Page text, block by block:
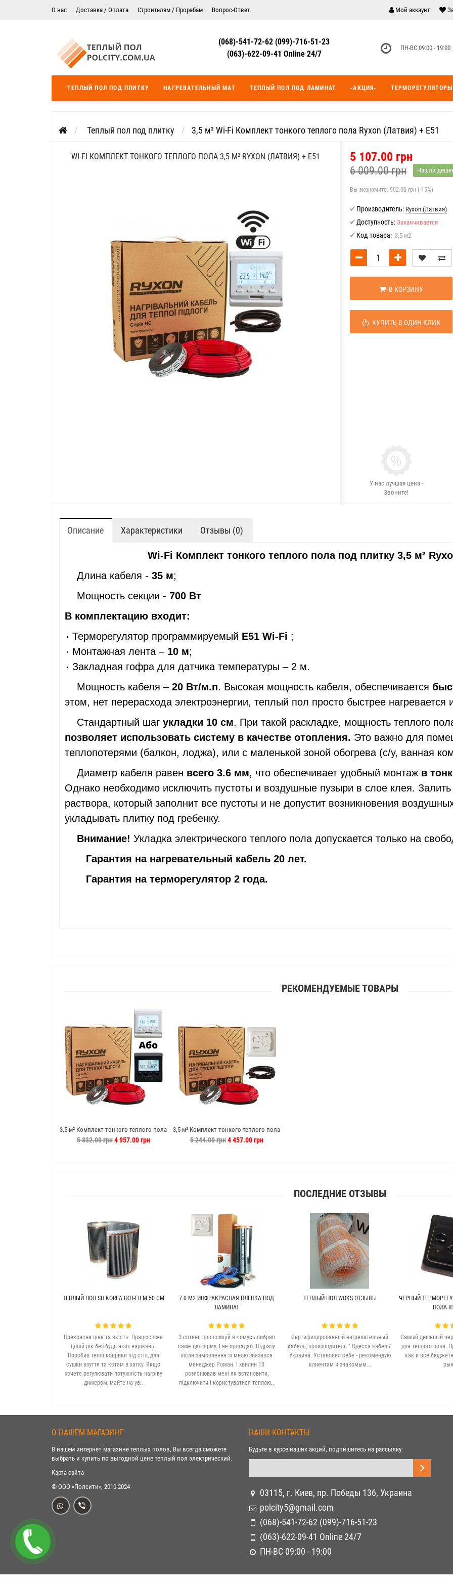
О нас Доставка / Оплата Строителям / Прорабам Вопрос-Ответ
Цены на монтаж теплого пола
Теплый пол в Днепропетровск
Теплый пол Одесса Теплый пол Черкассы
Мой аккаунт
(068)-541-72-62 (099)-716-51-23
(063)-622-09-41 Online 24/7
ПН-ВС 09:00 - 19:00
ТЕПЛЫЙ ПОЛ ПОД ПЛИТКУ НАГРЕВАТЕЛЬНЫЙ МАТ ТЕПЛЫЙ ПОЛ ПОД ЛАМИНАТ -АКЦИЯ- ТЕРМОРЕГУЛЯТОРЫ
Теплый пол под плитку 3,5 м² Wi-Fi Комплект тонкого теплого пола Ryxon (Латвия) + E51
WI-FI КОМПЛЕКТ ТОНКОГО ТЕПЛОГО ПОЛА 3,5 М² RYXON (ЛАТВИЯ) + E51 5 107.00 грн
6 009.00 грн Нашли
Вы экономите: 902.00 грн (-15%)
Производитель: Ryxon (Латвия)
Доступность: Заканчивается
Код товара: -3,5 м2
В КОРЗИНУ
КУПИТЬ В ОДИН КЛИК
У нас лучшая цена -
Звоните!
Описание Характеристики Отзывы (0)
Wi-Fi Комплект тонкого теплого пола под плитку 3,5 м²
Длина кабеля - 35 м;
Мощность секции - 700 Вт
В комплектацию входит:
Терморегулятор программируемый Е51 Wi-Fi ;
Монтажная лента –10 м;
Закладная гофра для датчика температуры – 2 м.
Мощность кабеля – 20 Вт/м.п. Высокая мощность кабеля, обеспечивается
этом, нет перерасхода электроэнергии, теплый пол просто быстрее нагревается
Стандартный шаг укладки 10 см. При такой раскладке, мощность теплого
позволяет использовать систему в качестве отопления. Это важно для
теплопотерями (балкон, лоджа), или с маленькой зоной обогрева (с/у, ванная
Диаметр кабеля равен всего 3.6 мм, что обеспечивает удобный монтаж в
Однако необходимо исключить пустоты и воздушные пузыри в слое клея.
раствора, который заполнит все пустоты и не допустит возникновения
укладывать плитку под гребенку.
Внимание! Укладка электрического теплого пола допускается только на
Гарантия на нагревательный кабель 20 лет.
Гарантия на терморегулятор 2 года.
РЕКОМЕНДУЕМЫЕ ТОВАРЫ
3,5 м² Комплект тонкого теплого пола
Ryxon (Латвия) + E51
5 832.00 грн4 957.00 грн
3,5 м² Комплект тонкого теплого пола
Ryxon (Латвия)
5 244.00 грн4 457.00 грн
ПОСЛЕДНИЕ ОТЗЫВЫ
ТЕПЛЫЙ ПОЛ SH KOREA HOT-FILM 50 СМ
Прекрасна ціна та якість. Працює вже
цілий рік без будь яких нарікань.
Поробив теплі коврики під стіл, для
сушки взуття та котам в хатку. Якщо
хочете регулювати потужність нагріву
димером, майте на ув..
7.0 М2 ИНФРАКРАСНАЯ ПЛЕНКА ПОД
ЛАМИНАТ
З сотень пропозицій я чомусь вибрав
саме цю фірму. І не прогадав. Відразу
після замовлення зі мною звязався
менеджер Роман. І хвилин 10
розяснював мені як встановити,
підключити і користуватися теплою..
ТЕПЛЫЙ ПОЛ WOKS ОТЗЫВЫ
Сертифицированный нагревательный
кабель, производитель " Одесса кабель"
Украина. Установил себе - рекомендую
клиентам и знакомым...
ЧЕРНЫЙ
ПОЛА
Самый дешевый
для теплого пола.
как и все
О НАШЕМ МАГАЗИНЕ
В нашем интернет магазине теплых полов, Вы всегда сможете
выбрать и купить по выгодной цене теплый пол электрический.
Карта сайта
© ООО «Полсити», 2010-2024
НАШИ КОНТАКТЫ
Будьте в курсе наших акций, подпишитесь на рассылку:
03115, г. Киев, пр. Победы 136, Украина
polcity5@gmail.com
(068)-541-72-62 (099)-716-51-23
(063)-622-09-41 Online 24/7
ПН-ВС 09:00 - 19:00